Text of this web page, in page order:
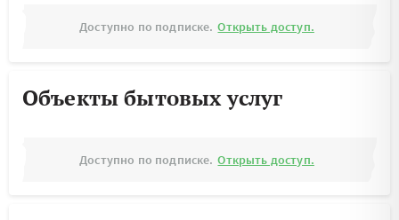
Доступно по подписке. Открыть доступ.
Объекты бытовых услуг
Доступно по подписке. Открыть доступ.